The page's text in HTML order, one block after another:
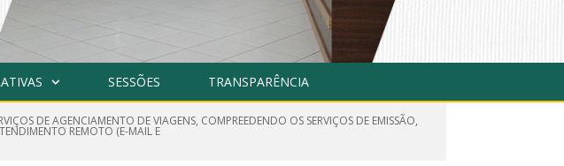
SESSÕES TRANSPARÊNCIA
DE AGENCIAMENTO DE VIAGENS, COMPREEDENDO OS SERVIÇOS DE EMISSÃO,
REMOTO (E-MAIL E